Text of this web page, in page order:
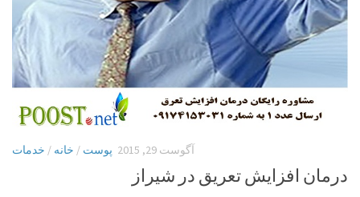
پوست / خانه / خدمات آگوست 29, 2015
درمان افزایش تعریق در شیراز